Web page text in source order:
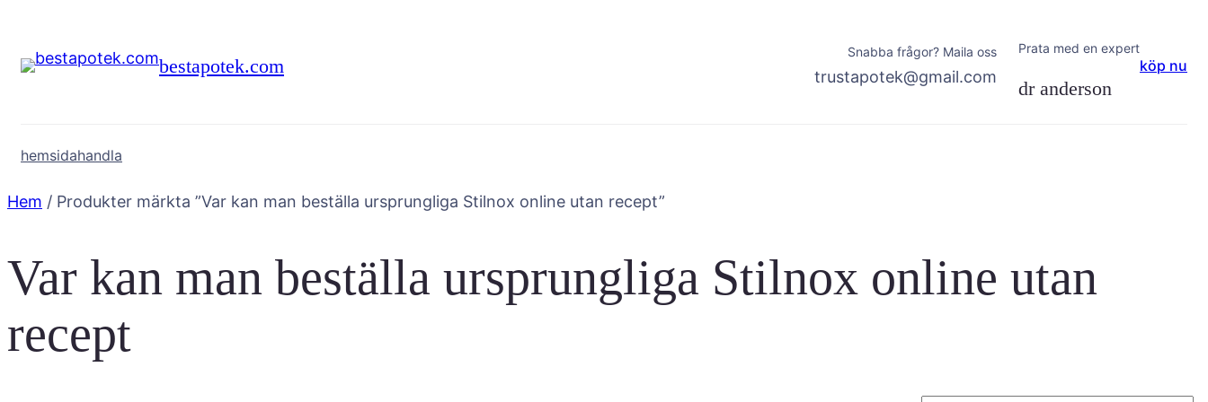
innehåll
bestapotek.com
Snabba frågor? Maila oss
trustapotek@gmail.com
Prata med en expert
dr anderson
köp nu
hemsidahandla
Hem / Produkter märkta ”Var kan man beställa ursprungliga Stilnox online utan recept”
Var kan man beställa ursprungliga Stilnox online utan
recept